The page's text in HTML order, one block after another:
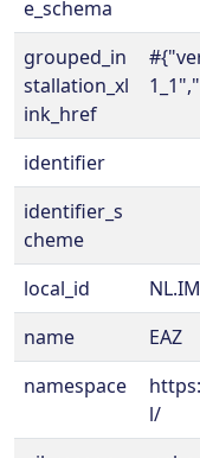
e_schema
grouped_in
stallation_xl
ink_href
identifier
identifier_s
cheme
local_id
name
EAZ
namespace
l/